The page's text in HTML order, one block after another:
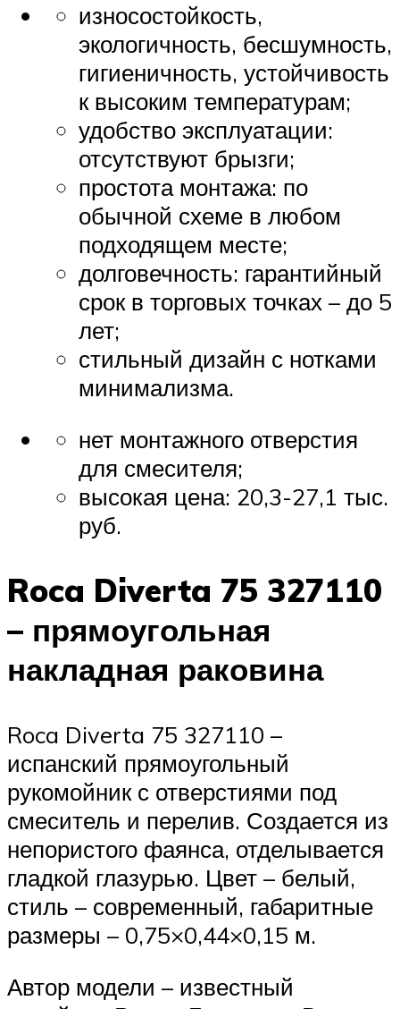
износостойкость,
экологичность, бесшумность,
гигиеничность, устойчивость
к высоким температурам;
удобство эксплуатации:
отсутствуют брызги;
простота монтажа: по
обычной схеме в любом
подходящем месте;
долговечность: гарантийный
срок в торговых точках – до 5
лет;
стильный дизайн с нотками
минимализма.
нет монтажного отверстия
для смесителя;
высокая цена: 20,3-27,1 тыс.
руб.
Roca Diverta 75 327110
– прямоугольная
накладная раковина
Roca Diverta 75 327110 –
испанский прямоугольный
рукомойник с отверстиями под
смеситель и перелив. Создается из
непористого фаянса, отделывается
гладкой глазурью. Цвет – белый,
стиль – современный, габаритные
размеры – 0,75×0,44×0,15 м.
Автор модели – известный